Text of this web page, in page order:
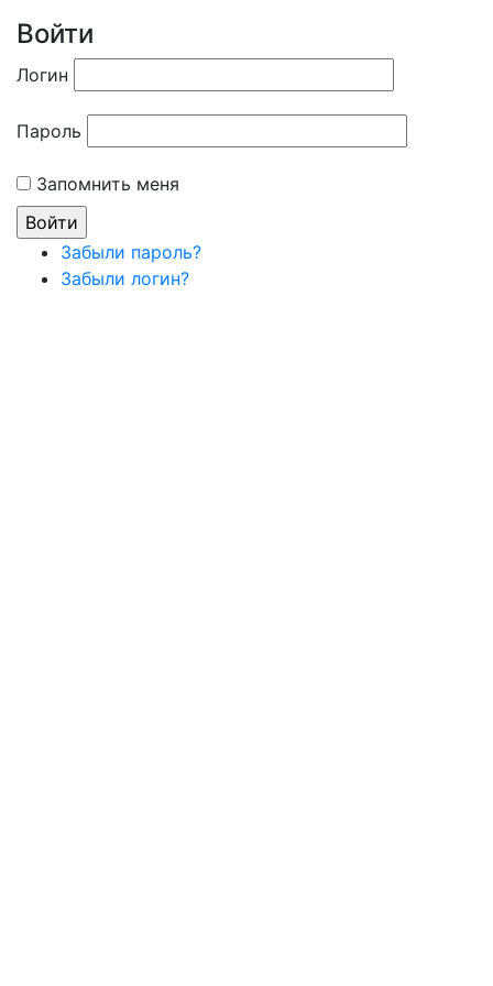
Войти
Логин
Пароль
Запомнить меня
Забыли пароль?
Забыли логин?